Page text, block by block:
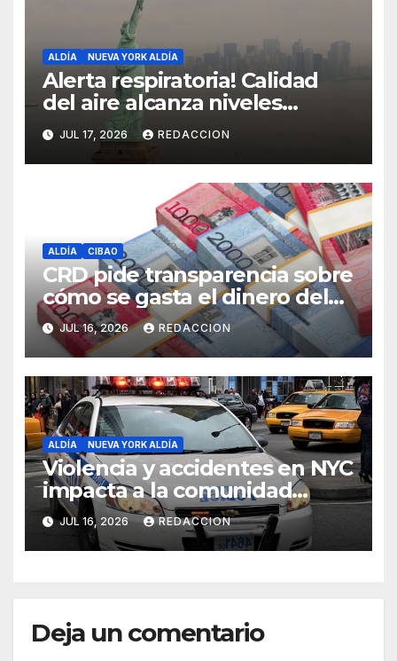
ALDÍA NUEVA YORK ALDÍA
Alerta respiratoria! Calidad
del aire alcanza niveles
peligrosos en NYC
JUL 17, 2026 REDACCION
ALDÍA CIBAO
CRD pide transparencia sobre
cómo se gasta el dinero del
Seguro Familiar de Salud
JUL 16, 2026 REDACCION
ALDÍA NUEVA YORK ALDÍA
Violencia y accidentes en NYC
impacta a la comunidad
dominicana
JUL 16, 2026 REDACCION
Deja un comentario